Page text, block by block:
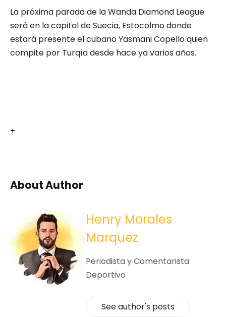
La próxima parada de la Wanda Diamond League
será en la capital de Suecia, Estocolmo donde
estará presente el cubano Yasmani Copello quien
compite por Turqía desde hace ya varios años.
+
About Author
Henry Morales
Marquez
Periodista y Comentarista
Deportivo
See author's posts